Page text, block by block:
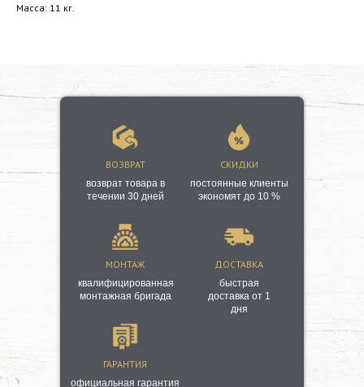
Масса: 11 кг.
ВОЗВРАТ СКИДКИ
ГАРАНТИЯ
ДОСТАВКА
МОНТАЖ
возврат товара в
течении 30 дней
постоянные клиенты
экономят до 10 %
официальная гарантия
быстрая
доставка от 1
дня
квалифицированная
монтажная бригада